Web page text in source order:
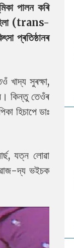
পালন কৰি
(trans-
প্ৰতিষ্ঠানৰ
সুৰক্ষা,
কিন্তু তেওঁৰ
হিচাপে ডাঃ
যত্ন লোৱা
দ্য ভইচক